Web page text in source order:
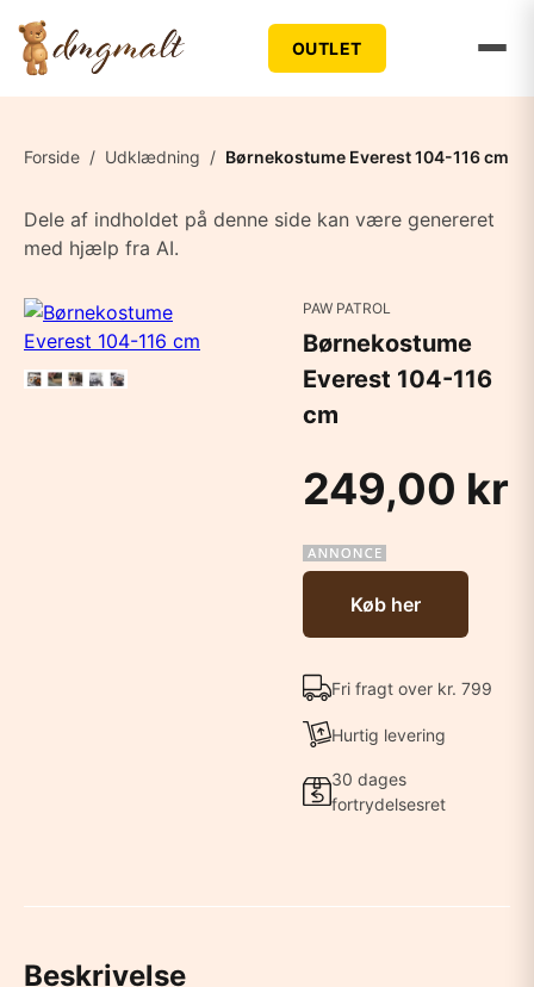
OUTLET
Forside / Udklædning / Børnekostume Everest 104-116 cm
Dele af indholdet på denne side kan være genereret
med hjælp fra AI.
PAW PATROL
Børnekostume
Everest 104-116
cm
249,00 kr
Køb her
Fri fragt over kr. 799
Hurtig levering
30 dages
fortrydelsesret
Beskrivelse